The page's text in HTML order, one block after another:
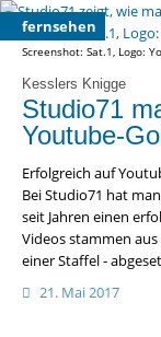
Screenshot: Sat.1, Logo:
fernsehen
Kesslers Knigge
Studio71
Youtube-
Erfolgreich auf
Bei Studio71 hat
seit Jahren einen
Videos stammen
einer Staffel -
21. Mai 2017